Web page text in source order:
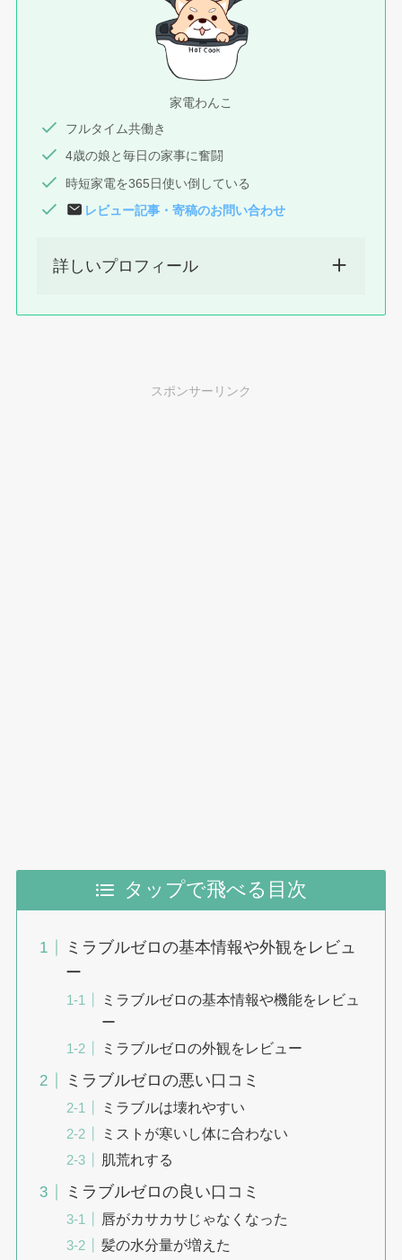
家電わんこ
フルタイム共働き
4歳の娘と毎日の家事に奮闘
時短家電を365日使い倒している
レビュー記事 ・寄稿のお問い合わせ
詳しいプロフィール
スポンサーリンク
タップで飛べる目次
ミラブルゼロの基本情報や外観をレビュ
ー
ミラブルゼロの基本情報や機能をレビュ
ー
ミラブルゼロの外観をレビュー
ミラブルゼロの悪い口コミ
ミラブルは壊れやすい
ミストが寒いし体に合わない
肌荒れする
ミラブルゼロの良い口コミ
唇がカサカサじゃなくなった
髪の水分量が増えた